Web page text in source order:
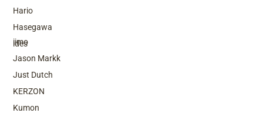
Top Brands
iimo
Jason Markk
Just Dutch
KERZON
Kumon
Hario
Hasegawa
ides